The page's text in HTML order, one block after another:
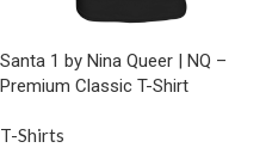
Santa 1 by Nina Queer | NQ –
Premium Classic T-Shirt
T-Shirts